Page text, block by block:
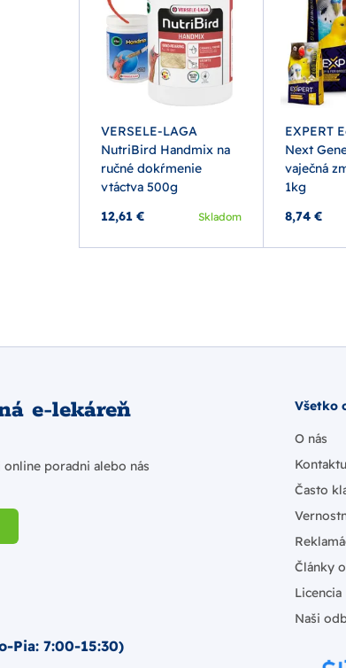
VERSELE-LAGA
NutriBird Handmix na
ručné dokŕmenie
vtáctva 500g
12,61 €
Skladom
EXPERT
Next
vaječná
1kg
8,74 €
e-lekáreň
poradni alebo nás
Všetko
O nás
Často
Články
Licencia
Naši
Pia: 7:00-15:30)